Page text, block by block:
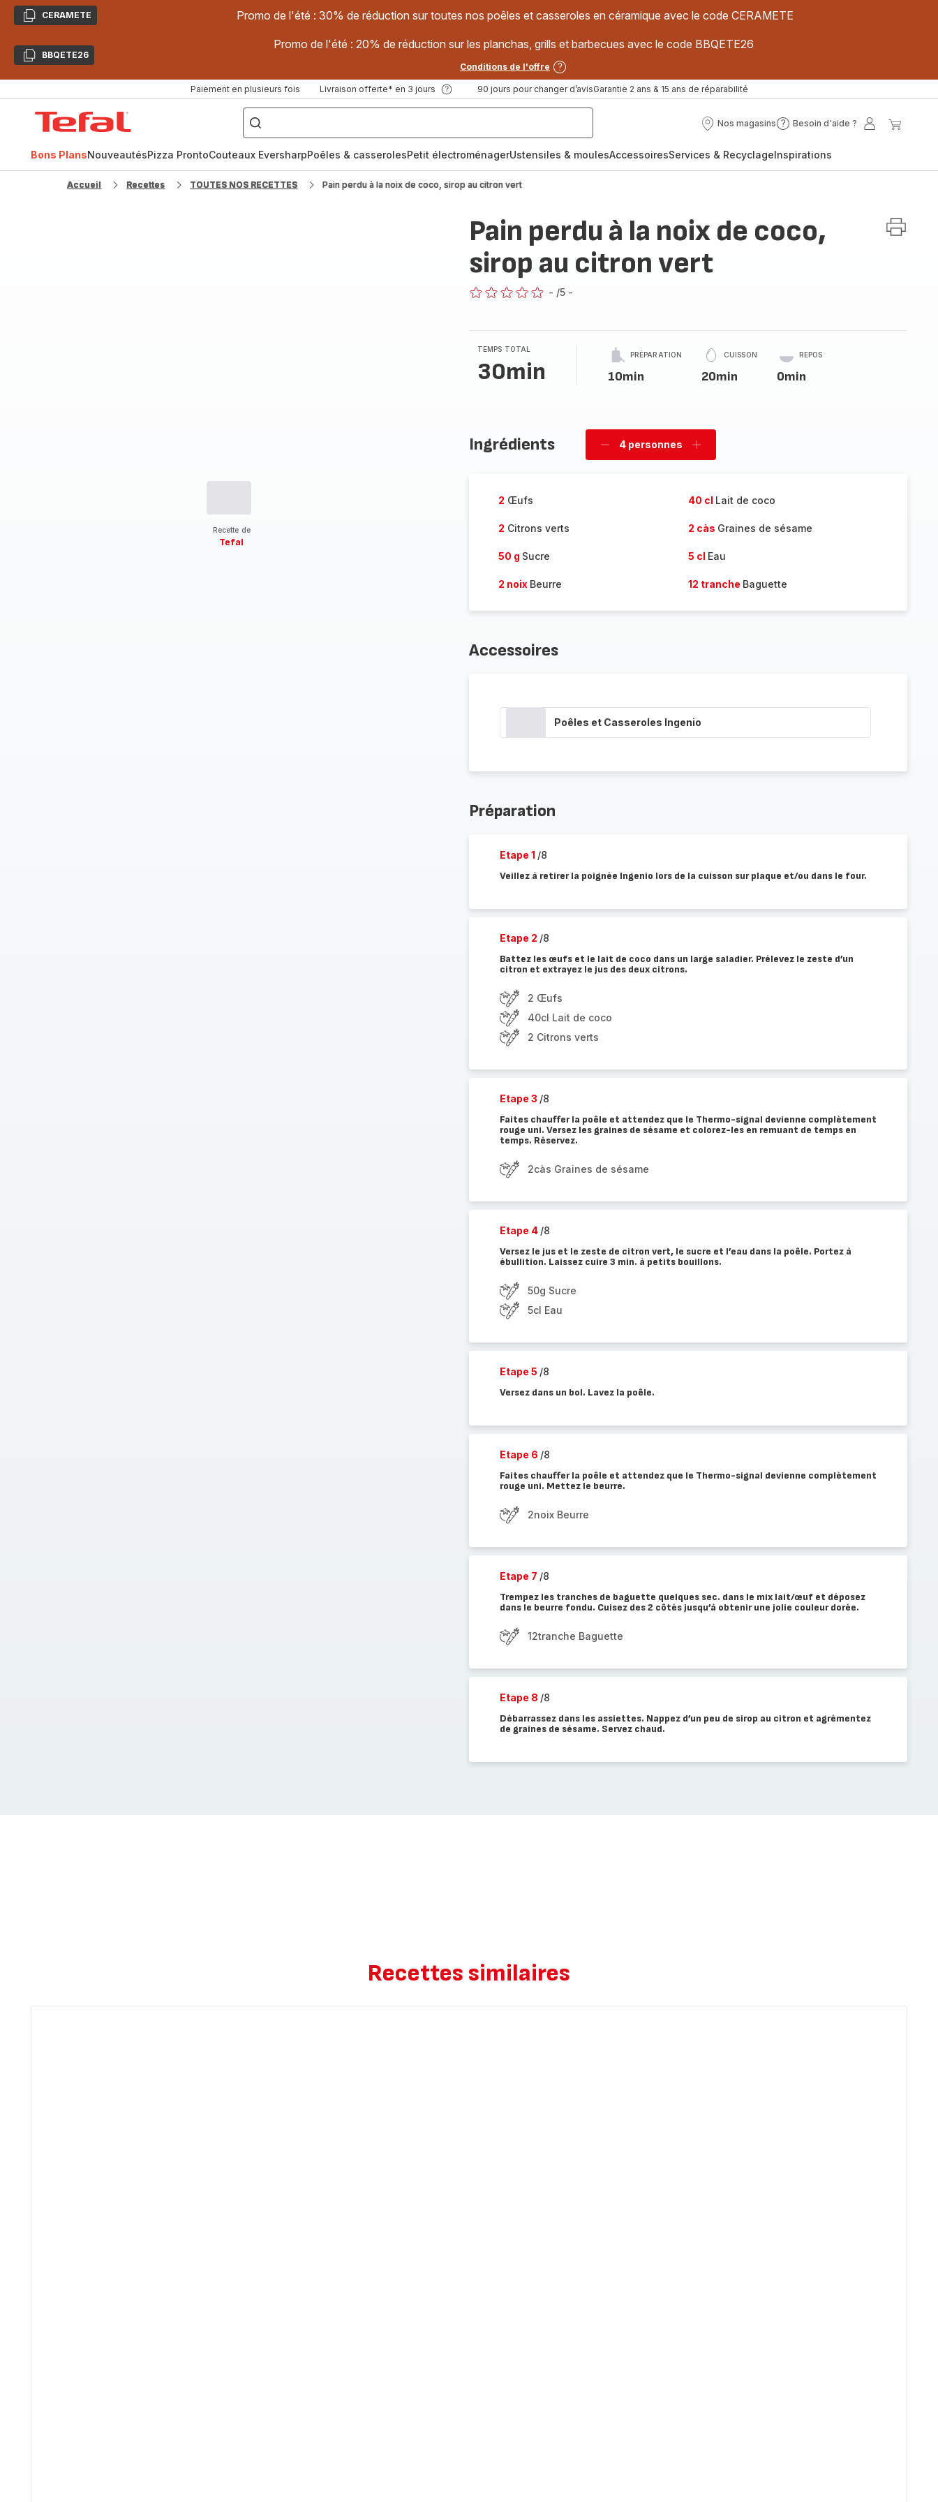
CopierCERAMETE Promo de l'été : 30% de réduction sur toutes nos poêles et casseroles en céramique avec le code CERAMETE
CopierBBQETE26
Promo de l'été : 20% de réduction sur les planchas, grills et barbecues avec le code BBQETE26
Conditions de l'offre
Paiement en plusieurs fois Livraison offerte* en 3 jours 90 jours pour changer d’avisGarantie 2 ans & 15 ans de réparabilité
["Poêles
inox,
Cake
Factory,
Nos magasins
Nos
Besoin d'aide ?
Besoin
?
Mon
Bons PlansNouveautésPizza ProntoCouteaux EversharpPoêles & casserolesPetit électroménagerUstensiles & moulesAccessoiresServices & RecyclageInspirations
Accueil Recettes TOUTES NOS RECETTES Pain perdu à la noix de coco, sirop au citron vert
Recette de
Tefal
Pain perdu à la noix de coco,
sirop au citron vert
- /5 -
TEMPS TOTAL
30min
PRÉPARATION
10min
CUISSON
20min
REPOS
0min
Ingrédients
Supprimer
4 personnes
Ajouter
2 Œufs 40 cl Lait de coco
2 Citrons verts 2 càs Graines de sésame
50 g Sucre 5 cl Eau
2 noix Beurre 12 tranche Baguette
Accessoires
Poêles et Casseroles Ingenio
Préparation
Etape 1 /8
Veillez à retirer la poignée Ingenio lors de la cuisson sur plaque et/ou dans le four.
Etape 2 /8
Battez les œufs et le lait de coco dans un large saladier. Prélevez le zeste d’un
citron et extrayez le jus des deux citrons.
2 Œufs
40cl Lait de coco
2 Citrons verts
Etape 3 /8
Faites chauffer la poêle et attendez que le Thermo-signal devienne complètement
rouge uni. Versez les graines de sésame et colorez-les en remuant de temps en
temps. Réservez.
2càs Graines de sésame
Etape 4 /8
Versez le jus et le zeste de citron vert, le sucre et l’eau dans la poêle. Portez à
ébullition. Laissez cuire 3 min. à petits bouillons.
50g Sucre
5cl Eau
Etape 5 /8
Versez dans un bol. Lavez la poêle.
Etape 6 /8
Faites chauffer la poêle et attendez que le Thermo-signal devienne complètement
rouge uni. Mettez le beurre.
2noix Beurre
Etape 7 /8
Trempez les tranches de baguette quelques sec. dans le mix lait/œuf et déposez
dans le beurre fondu. Cuisez des 2 côtés jusqu’à obtenir une jolie couleur dorée.
12tranche Baguette
Etape 8 /8
Débarrassez dans les assiettes. Nappez d’un peu de sirop au citron et agrémentez
de graines de sésame. Servez chaud.
Recettes similaires